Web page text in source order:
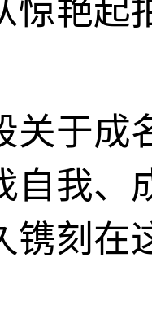
惊艳起
关于成
自我、
镌刻在